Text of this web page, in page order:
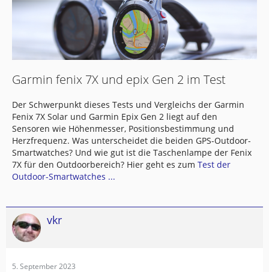
Garmin fenix 7X und epix Gen 2 im Test
Der Schwerpunkt dieses Tests und Vergleichs der Garmin
Fenix 7X Solar und Garmin Epix Gen 2 liegt auf den
Sensoren wie Höhenmesser, Positionsbestimmung und
Herzfrequenz. Was unterscheidet die beiden GPS-Outdoor-
Smartwatches? Und wie gut ist die Taschenlampe der Fenix
7X für den Outdoorbereich? Hier geht es zum Test der
Outdoor-Smartwatches ...
vkr
5. September 2023